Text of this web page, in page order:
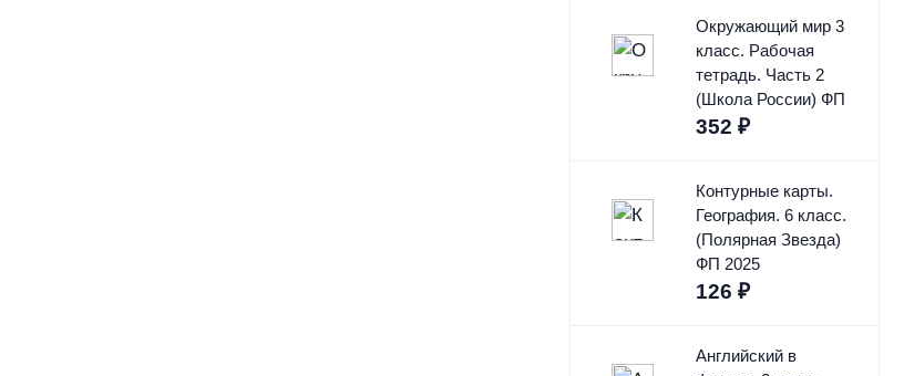
Окружающий мир 3
класс. Рабочая
тетрадь. Часть 2
(Школа России) ФП
352 ₽
Контурные карты.
География. 6 класс.
(Полярная Звезда)
ФП 2025
126 ₽
Английский в